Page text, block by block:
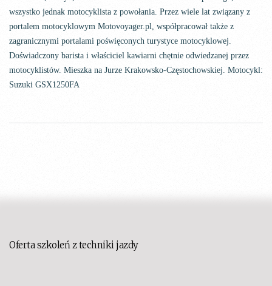
wszystko jednak motocyklista z powołania. Przez wiele lat związany z
portalem motocyklowym Motovoyager.pl, współpracował także z
zagranicznymi portalami poświęconych turystyce motocyklowej.
Doświadczony barista i właściciel kawiarni chętnie odwiedzanej przez
motocyklistów. Mieszka na Jurze Krakowsko-Częstochowskiej. Motocykl:
Suzuki GSX1250FA
Oferta szkoleń z techniki jazdy